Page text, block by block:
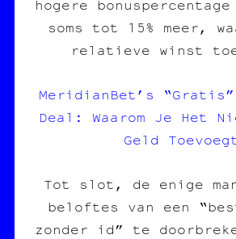
hogere
soms tot 15% meer,
relatieve winst
MeridianBet’s
Deal: Waarom Je Het
Geld
Tot slot, de enige
beloftes van een
zonder id” te